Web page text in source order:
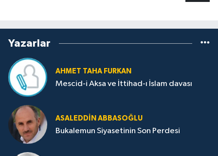
Yazarlar
AHMET TAHA FURKAN
Mescid-i Aksa ve İttihad-ı İslam davası
ASALEDDIN ABBASOĞLU
Bukalemun Siyasetinin Son Perdesi